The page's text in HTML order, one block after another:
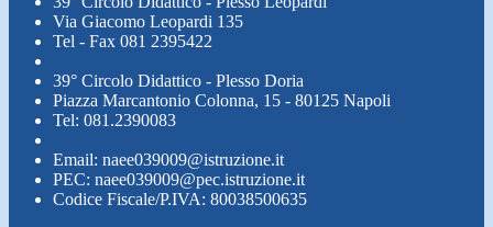
Via Giacomo Leopardi 135
Tel - Fax 081 2395422
39° Circolo Didattico - Plesso Doria
Piazza Marcantonio Colonna, 15 - 80125 Napoli
Tel: 081.2390083
Email: naee039009@istruzione.it
PEC: naee039009@pec.istruzione.it
Codice Fiscale/P.IVA: 80038500635